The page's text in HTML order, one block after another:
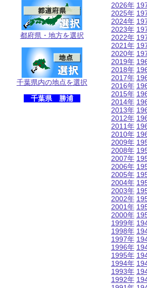
都府県・地方を選択
千葉県内の地点を選択
千葉県 勝浦
2026年
2025年
2024年
2023年
2022年
2021年
2020年
2019年
2018年
2017年
2016年
2015年
2014年
2013年
2012年
2011年
2010年
2009年
2008年
2007年
2006年
2005年
2004年
2003年
2002年
2001年
2000年
1999年
1998年
1997年
1996年
1995年
1994年
1993年
1992年